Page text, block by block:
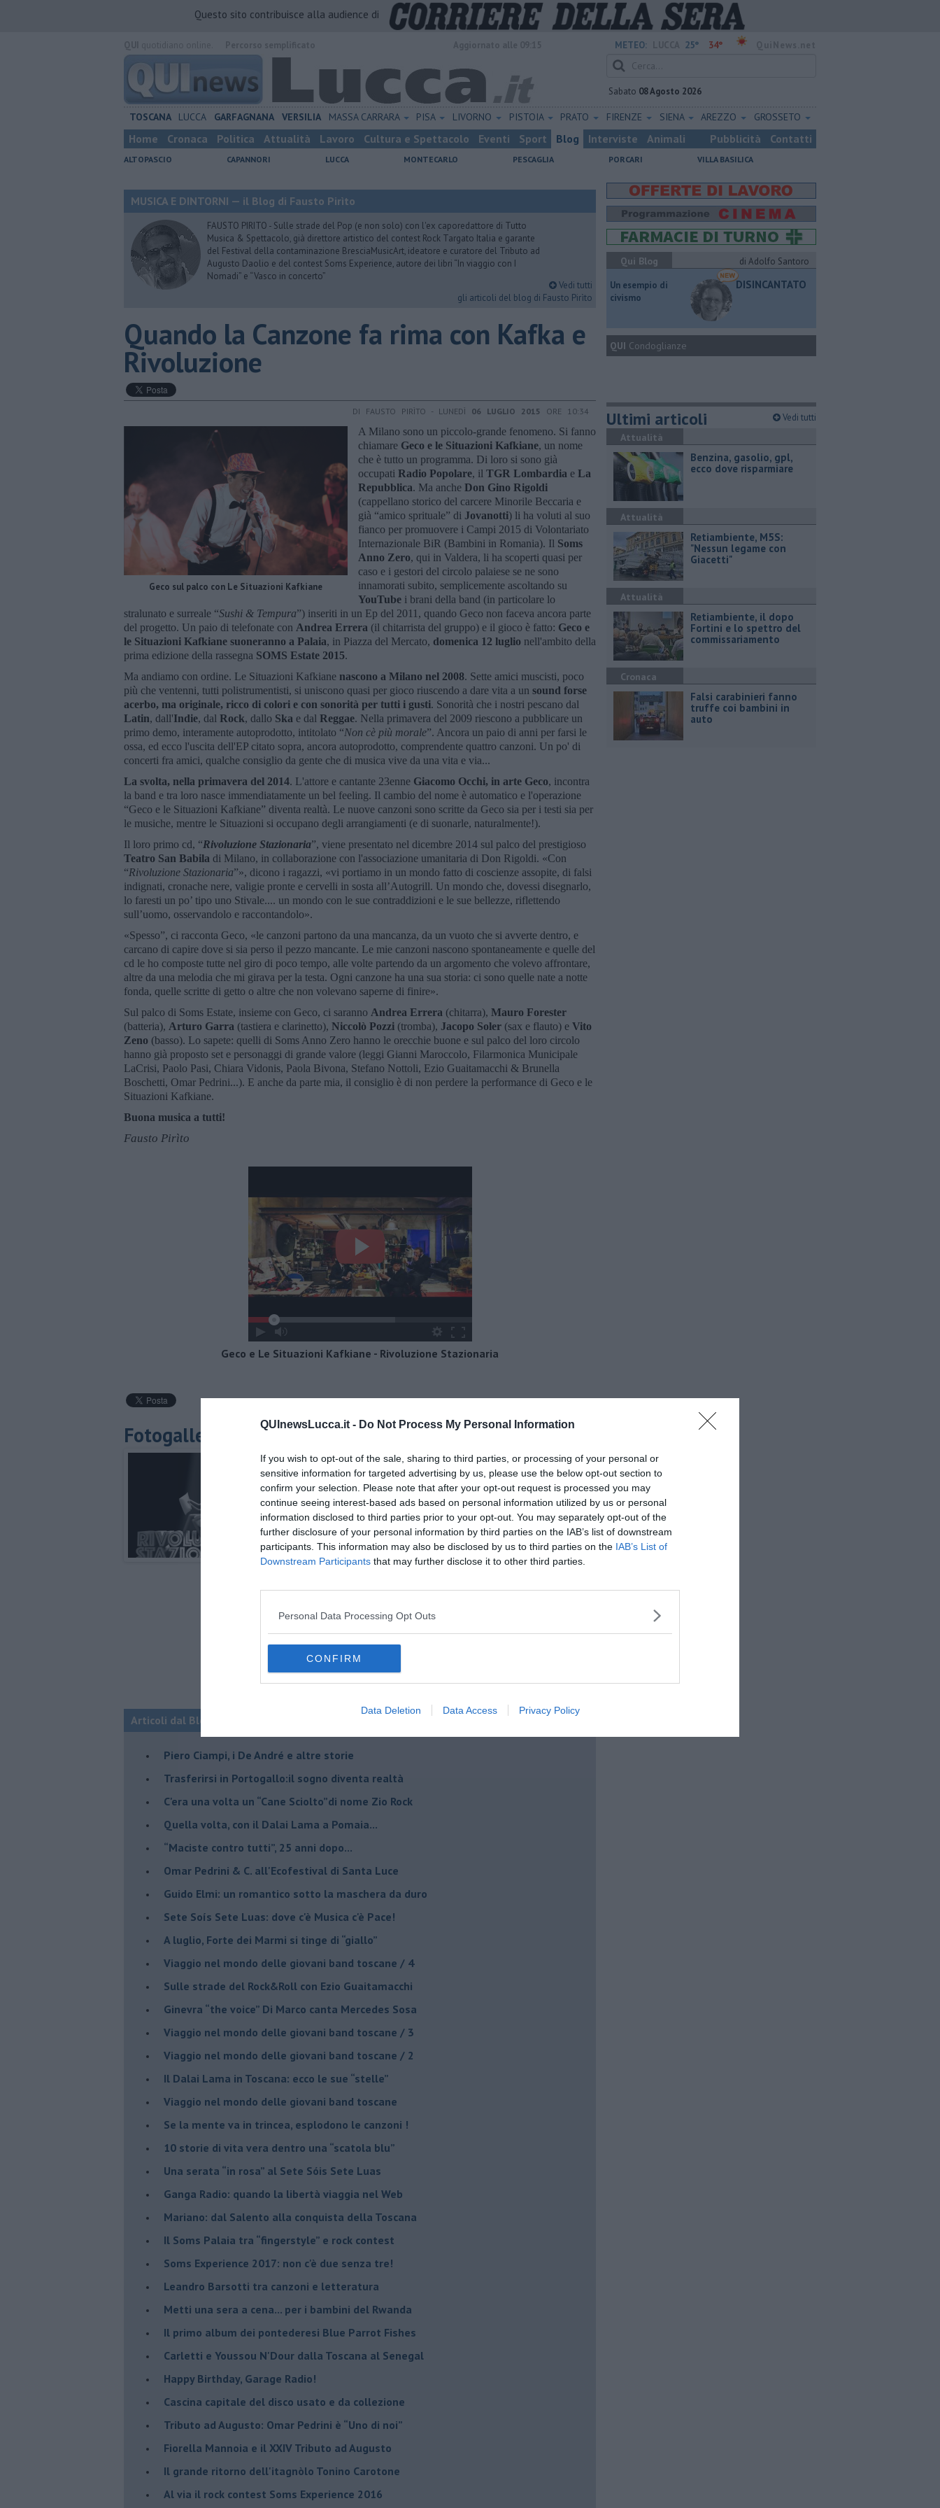
QUInewsLucca.it - Do Not Process My Personal Information
If you wish to opt-out of the sale, sharing to third parties, or processing of your personal or
sensitive information for targeted advertising by us, please use the below opt-out section to
confirm your selection. Please note that after your opt-out request is processed you may
continue seeing interest-based ads based on personal information utilized by us or personal
information disclosed to third parties prior to your opt-out. You may separately opt-out of the
further disclosure of your personal information by third parties on the IAB’s list of downstream
participants. This information may also be disclosed by us to third parties on the IAB’s List of
Downstream Participants that may further disclose it to other third parties.
Personal Data Processing Opt Outs
CONFIRM
Data Deletion Data Access Privacy Policy
Questo sito contribuisce alla audience di
METEO: 25° 34°
Sabato 08 Agosto 2026
TOSCANA LUCCA GARFAGNANA VERSILIA MASSA CARRARA PISA LIVORNO PISTOIA PRATO FIRENZE SIENA AREZZO GROSSETO
Home Cronaca Politica Attualità Lavoro Cultura e Spettacolo Eventi Sport Blog Interviste Animali Pubblicità Contatti
ALTOPASCIO CAPANNORI LUCCA MONTECARLO PESCAGLIA PORCARI VILLA BASILICA
MUSICA E DINTORNI — il Blog di Fausto Pirìto
FAUSTO PIRITO - Sulle strade del Pop (e non solo) con l'ex caporedattore di Tutto
Musica & Spettacolo, già direttore artistico del contest Rock Targato Italia e garante
del Festival della contaminazione BresciaMusicArt, ideatore e curatore del Tributo ad
Augusto Daolio e del contest Soms Experience, autore dei libri “In viaggio con I
Nomadi” e “Vasco in concerto”
Vedi tutti
gli articoli del blog di Fausto Pirìto
​Quando la Canzone fa rima con Kafka e
Rivoluzione
DI FAUSTO PIRÌTO - LUNEDÌ 06 LUGLIO 2015 ORE 10:34
Geco sul palco con Le Situazioni Kafkiane
A Milano sono un piccolo-grande fenomeno. Si fanno
chiamare Geco e le Situazioni Kafkiane, un nome
che è tutto un programma. Di loro si sono già
occupati Radio Popolare, il TGR Lombardia e La
Repubblica. Ma anche Don Gino Rigoldi
(cappellano storico del carcere Minorile Beccaria e
già “amico sprituale” di Jovanotti) li ha voluti al suo
fianco per promuovere i Campi 2015 di Volontariato
Internazionale BiR (Bambini in Romania). Il Soms
Anno Zero, qui in Valdera, li ha scoperti quasi per
caso e i gestori del circolo palaiese se ne sono
innamorati subito, semplicemente ascoltando su
YouTube i brani della band (in particolare lo
stralunato e surreale “Sushi & Tempura”) inseriti in un Ep del 2011, quando Geco non faceva ancora parte
del progetto. Un paio di telefonate con Andrea Errera (il chitarrista del gruppo) e il gioco è fatto: Geco e
le Situazioni Kafkiane suoneranno a Palaia, in Piazza del Mercato, domenica 12 luglio nell'ambito della
prima edizione della rassegna SOMS Estate 2015.
Ma andiamo con ordine. Le Situazioni Kafkiane nascono a Milano nel 2008. Sette amici muscisti, poco
più che ventenni, tutti polistrumentisti, si uniscono quasi per gioco riuscendo a dare vita a un sound forse
acerbo, ma originale, ricco di colori e con sonorità per tutti i gusti. Sonorità che i nostri pescano dal
Latin, dall'Indie, dal Rock, dallo Ska e dal Reggae. Nella primavera del 2009 riescono a pubblicare un
primo demo, interamente autoprodotto, intitolato “Non cè più morale”. Ancora un paio di anni per farsi le
ossa, ed ecco l'uscita dell'EP citato sopra, ancora autoprodotto, comprendente quattro canzoni. Un po' di
concerti fra amici, qualche consiglio da gente che di musica vive da una vita e via...
La svolta, nella primavera del 2014. L'attore e cantante 23enne Giacomo Occhi, in arte Geco, incontra
la band e tra loro nasce immendiatamente un bel feeling. Il cambio del nome è automatico e l'operazione
“Geco e le Situazioni Kafkiane” diventa realtà. Le nuove canzoni sono scritte da Geco sia per i testi sia per
le musiche, mentre le Situazioni si occupano degli arrangiamenti (e di suonarle, naturalmente!).
Il loro primo cd, “Rivoluzione Stazionaria”, viene presentato nel dicembre 2014 sul palco del prestigioso
Teatro San Babila di Milano, in collaborazione con l'associazione umanitaria di Don Rigoldi. «Con
“Rivoluzione Stazionaria”», dicono i ragazzi, «vi portiamo in un mondo fatto di coscienze assopite, di falsi
indignati, cronache nere, valigie pronte e cervelli in sosta all’Autogrill. Un mondo che, dovessi disegnarlo,
lo faresti un po’ tipo uno Stivale.... un mondo con le sue contraddizioni e le sue bellezze, riflettendo
sull’uomo, osservandolo e raccontandolo».
«Spesso”, ci racconta Geco, «le canzoni partono da una mancanza, da un vuoto che si avverte dentro, e
carcano di capire dove si sia perso il pezzo mancante. Le mie canzoni nascono spontaneamente e quelle del
cd le ho composte tutte nel giro di poco tempo, alle volte partendo da un argomento che volevo affrontare,
altre da una melodia che mi girava per la testa. Ogni canzone ha una sua storia: ci sono quelle nate a notte
fonda, quelle scritte di getto o altre che non volevano saperne di finire».
Sul palco di Soms Estate, insieme con Geco, ci saranno Andrea Errera (chitarra), Mauro Forester
(batteria), Arturo Garra (tastiera e clarinetto), Niccolò Pozzi (tromba), Jacopo Soler (sax e flauto) e Vito
Zeno (basso). Lo sapete: quelli di Soms Anno Zero hanno le orecchie buone e sul palco del loro circolo
hanno già proposto set e personaggi di grande valore (leggi Gianni Maroccolo, Filarmonica Municipale
LaCrisi, Paolo Pasi, Chiara Vidonis, Paola Bivona, Stefano Nottoli, Ezio Guaitamacchi & Brunella
Boschetti, Omar Pedrini...). E anche da parte mia, il consiglio è di non perdere la performance di Geco e le
Situazioni Kafkiane.
Buona musica a tutti!
Fausto Pirìto
Geco e Le Situazioni Kafkiane - Rivoluzione Stazionaria
Fotogallery
Articoli dal Blog “Musica e dintorni” di Fausto Pirìto
​Piero Ciampi, i De André e altre storie
​Trasferirsi in Portogallo:il sogno diventa realtà
​C'era una volta un “Cane Sciolto”di nome Zio Rock
Quella volta, con il Dalai Lama a Pomaia...
​“Maciste contro tutti”, 25 anni dopo...
​Omar Pedrini & C. all'Ecofestival di Santa Luce
Guido Elmi: un romantico sotto la maschera da duro
Sete Soís Sete Luas: dove c'è Musica c'è Pace!
​A luglio, Forte dei Marmi si tinge di “giallo”
Viaggio nel mondo delle giovani band toscane / 4
Sulle strade del Rock&Roll con Ezio Guaitamacchi
​Ginevra “the voice” Di Marco canta Mercedes Sosa
Viaggio nel mondo delle giovani band toscane / 3
​Viaggio nel mondo delle giovani band toscane / 2
Il Dalai Lama in Toscana: ecco le sue “stelle”
Viaggio nel mondo delle giovani band toscane
Se la mente va in trincea, esplodono le canzoni !
​10 storie di vita vera dentro una “scatola blu”
​Una serata “in rosa” al Sete Sóis Sete Luas
Ganga Radio: quando la libertà viaggia nel Web
Mariano: dal Salento alla conquista della Toscana
​Il Soms Palaia tra “fingerstyle” e rock contest
Soms Experience 2017: non c'è due senza tre!
​Leandro Barsotti tra canzoni e letteratura
​Metti una sera a cena... per i bambini del Rwanda
​Il primo album dei pontederesi Blue Parrot Fishes
Carletti e Youssou N'Dour dalla Toscana al Senegal
Happy Birthday, Garage Radio!
​Cascina capitale del disco usato e da collezione
Tributo ad Augusto: Omar Pedrini è “Uno di noi”
​Fiorella Mannoia e il XXIV Tributo ad Augusto
Il grande ritorno dell'itagnòlo Tonino Carotone
​Al via il rock contest Soms Experience 2016
Qui Blog
di Adolfo Santoro
​Un esempio di
civismo
DISINCANTATO
QUI Condoglianze
Ultimi articoli Vedi tutti
Attualità
​Benzina, gasolio, gpl,
ecco dove risparmiare
Attualità
Retiambiente, M5S:
"Nessun legame con
Giacetti"
Attualità
Retiambiente, il dopo
Fortini e lo spettro del
commissariamento
Cronaca
Falsi carabinieri fanno
truffe coi bambini in
auto